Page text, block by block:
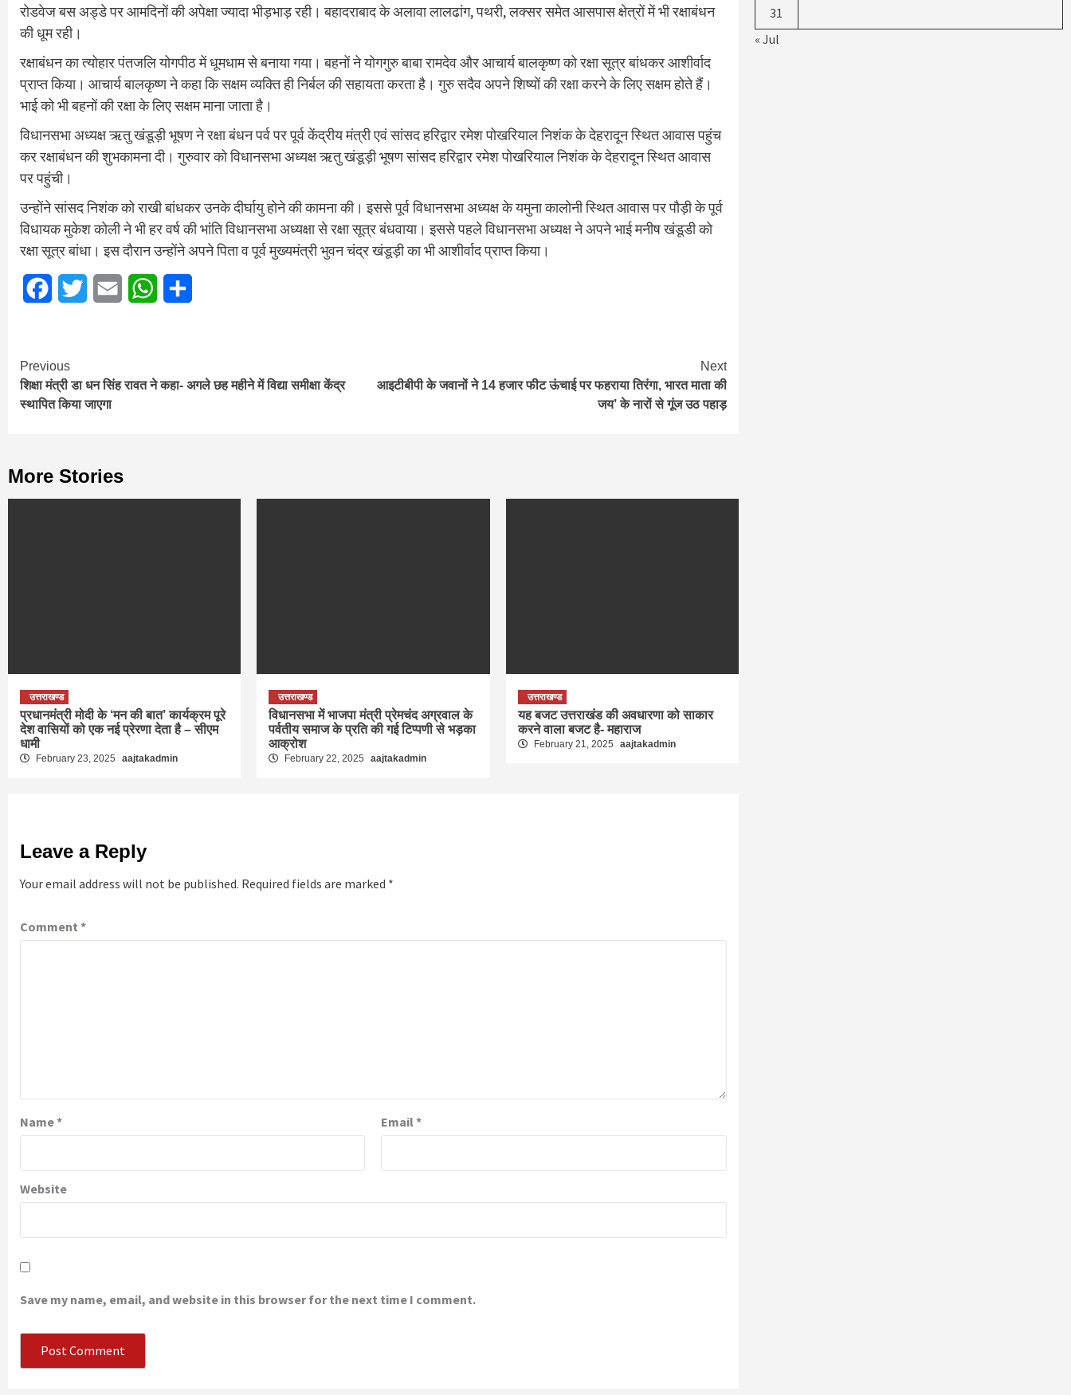
रोडवेज बस अड्डे पर आमदिनों की अपेक्षा ज्यादा भीड़भाड़ रही। बहादराबाद के अलावा लालढांग, पथरी, लक्सर समेत आसपास क्षेत्रों में भी रक्षाबंधन
की धूम रही।
रक्षाबंधन का त्योहार पंतजलि योगपीठ में धूमधाम से बनाया गया। बहनों ने योगगुरु बाबा रामदेव और आचार्य बालकृष्ण को रक्षा सूत्र बांधकर आशीर्वाद
प्राप्त किया। आचार्य बालकृष्ण ने कहा कि सक्षम व्यक्ति ही निर्बल की सहायता करता है। गुरु सदैव अपने शिष्यों की रक्षा करने के लिए सक्षम होते हैं।
भाई को भी बहनों की रक्षा के लिए सक्षम माना जाता है।
विधानसभा अध्यक्ष ऋतु खंडूड़ी भूषण ने रक्षा बंधन पर्व पर पूर्व केंद्रीय मंत्री एवं सांसद हरिद्वार रमेश पोखरियाल निशंक के देहरादून स्थित आवास पहुंच
कर रक्षाबंधन की शुभकामना दी। गुरुवार को विधानसभा अध्यक्ष ऋतु खंडूड़ी भूषण सांसद हरिद्वार रमेश पोखरियाल निशंक के देहरादून स्थित आवास
पर पहुंची।
उन्होंने सांसद निशंक को राखी बांधकर उनके दीर्घायु होने की कामना की। इससे पूर्व विधानसभा अध्यक्ष के यमुना कालोनी स्थित आवास पर पौड़ी के पूर्व
विधायक मुकेश कोली ने भी हर वर्ष की भांति विधानसभा अध्यक्षा से रक्षा सूत्र बंधवाया। इससे पहले विधानसभा अध्यक्ष ने अपने भाई मनीष खंडूडी को
रक्षा सूत्र बांधा। इस दौरान उन्होंने अपने पिता व पूर्व मुख्यमंत्री भुवन चंद्र खंडूड़ी का भी आशीर्वाद प्राप्त किया।
FacebookTwitter Email WhatsApp
Continue
Reading
Previous
शिक्षा मंत्री डा धन सिंह रावत ने कहा- अगले छह महीने में विद्या समीक्षा केंद्र
स्थापित किया जाएगा
Next
आइटीबीपी के जवानों ने 14 हजार फीट ऊंचाई पर फहराया तिरंगा, भारत माता की
जय’ के नारों से गूंज उठ पहाड़
More Stories
उत्तराखण्ड
प्रधानमंत्री मोदी के ‘मन की बात’ कार्यक्रम पूरे
देश वासियों को एक नई प्रेरणा देता है – सीएम
धामी
February 23, 2025 aajtakadmin
उत्तराखण्ड
विधानसभा में भाजपा मंत्री प्रेमचंद अग्रवाल के
पर्वतीय समाज के प्रति की गई टिप्पणी से भड़का
आक्रोश
February 22, 2025 aajtakadmin
उत्तराखण्ड
यह बजट उत्तराखंड की अवधारणा को साकार
करने वाला बजट है- महाराज
February 21, 2025 aajtakadmin
Leave a Reply
Your email address will not be published. Required fields are marked *
Comment *
Name* Email*
Website
Save my name, email, and website in this browser for the next time I comment.
31
« Jul